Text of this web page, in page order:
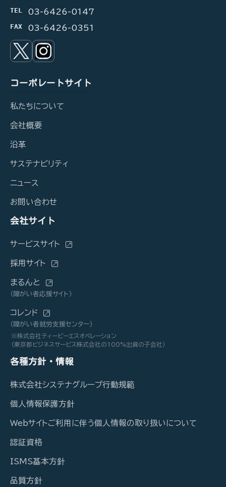
TEL 03-6426-0147
FAX 03-6426-0351
コーポレートサイト
私たちについて
会社概要
沿革
サステナビリティ
ニュース
お問い合わせ
会社サイト
サービスサイト
採用サイト
まるんと
（障がい者応援サイト）
コレンド
（障がい者就労支援センター）
※株式会社ティービーエスオペレーション
（東京都ビジネスサービス株式会社の100%出資の子会社）
各種方針・情報
株式会社システナグループ行動規範
個人情報保護方針
Webサイトご利用に伴う個人情報の取り扱いについて
認証資格
ISMS基本方針
品質方針